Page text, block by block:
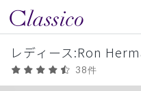
レディース:Ron
38件